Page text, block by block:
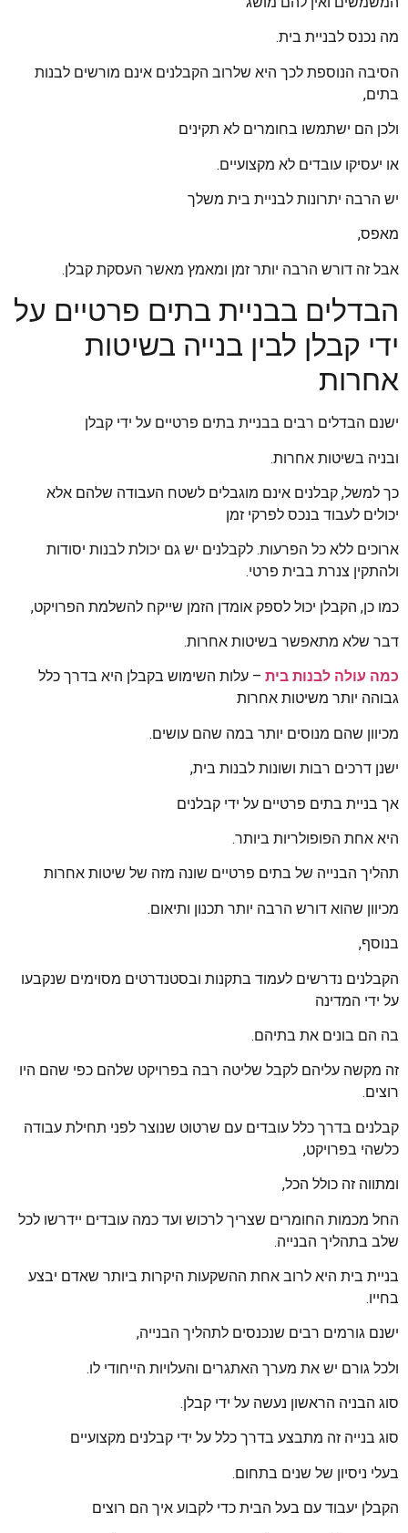
מה נכנס לבניית בית.
הסיבה הנוספת לכך היא שלרוב הקבלנים אינם מורשים לבנות
בתים,
ולכן הם ישתמשו בחומרים לא תקינים
או יעסיקו עובדים לא מקצועיים.
יש הרבה יתרונות לבניית בית משלך
מאפס,
אבל זה דורש הרבה יותר זמן ומאמץ מאשר העסקת קבלן.
הבדלים בבניית בתים פרטיים על
ידי קבלן לבין בנייה בשיטות
אחרות
ישנם הבדלים רבים בבניית בתים פרטיים על ידי קבלן
ובניה בשיטות אחרות.
כך למשל, קבלנים אינם מוגבלים לשטח העבודה שלהם אלא
יכולים לעבוד בנכס לפרקי זמן
ארוכים ללא כל הפרעות. לקבלנים יש גם יכולת לבנות יסודות
ולהתקין צנרת בבית פרטי.
כמו כן, הקבלן יכול לספק אומדן הזמן שייקח להשלמת הפרויקט,
דבר שלא מתאפשר בשיטות אחרות.
כמה עולה לבנות בית – עלות השימוש בקבלן היא בדרך כלל
גבוהה יותר משיטות אחרות
מכיוון שהם מנוסים יותר במה שהם עושים.
ישנן דרכים רבות ושונות לבנות בית,
אך בניית בתים פרטיים על ידי קבלנים
היא אחת הפופולריות ביותר.
תהליך הבנייה של בתים פרטיים שונה מזה של שיטות אחרות
מכיוון שהוא דורש הרבה יותר תכנון ותיאום.
בנוסף,
הקבלנים נדרשים לעמוד בתקנות ובסטנדרטים מסוימים שנקבעו
על ידי המדינה
בה הם בונים את בתיהם.
זה מקשה עליהם לקבל שליטה רבה בפרויקט שלהם כפי שהם היו
רוצים.
קבלנים בדרך כלל עובדים עם שרטוט שנוצר לפני תחילת עבודה
כלשהי בפרויקט,
ומתווה זה כולל הכל,
החל מכמות החומרים שצריך לרכוש ועד כמה עובדים יידרשו לכל
שלב בתהליך הבנייה.
בניית בית היא לרוב אחת ההשקעות היקרות ביותר שאדם יבצע
בחייו.
ישנם גורמים רבים שנכנסים לתהליך הבנייה,
ולכל גורם יש את מערך האתגרים והעלויות הייחודי לו.
סוג הבניה הראשון נעשה על ידי קבלן.
סוג בנייה זה מתבצע בדרך כלל על ידי קבלנים מקצועיים
בעלי ניסיון של שנים בתחום.
הקבלן יעבוד עם בעל הבית כדי לקבוע איך הם רוצים